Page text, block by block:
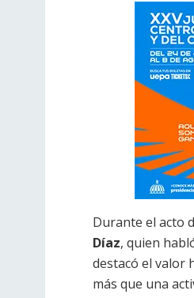
Durante el acto
Díaz, quien
destacó el valor
más que una